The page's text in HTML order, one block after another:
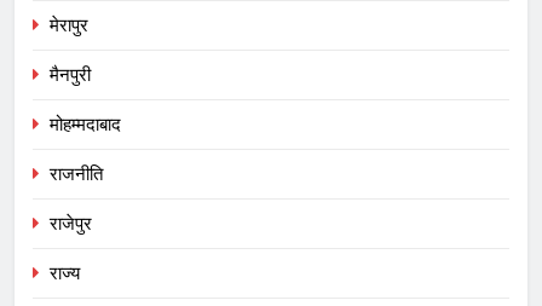
मेरापुर
मैनपुरी
मोहम्मदाबाद
राजनीति
राजेपुर
राज्य